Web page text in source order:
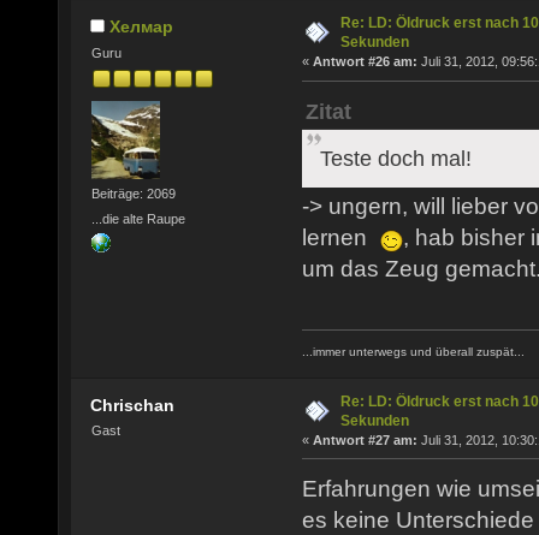
Хелмар
Guru
Beiträge: 2069
...die alte Raupe
Re: LD: Öldruck erst nach 10
Sekunden
« Antwort #26 am: Juli 31, 2012,
Zitat
Teste doch mal!
-> ungern, will lieber
lernen
, hab bisher
um das Zeug
...immer unterwegs und überall zuspät...
Chrischan
Gast
Re: LD: Öldruck erst nach 10
Sekunden
« Antwort #27 am: Juli 31, 2012,
Erfahrungen wie
es keine